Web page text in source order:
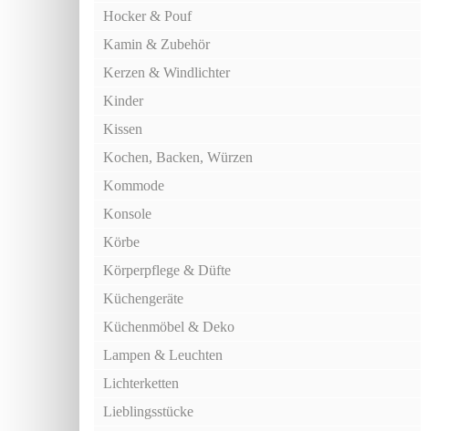
Hocker & Pouf
Kamin & Zubehör
Kerzen & Windlichter
Kinder
Kissen
Kochen, Backen, Würzen
Kommode
Konsole
Körbe
Körperpflege & Düfte
Küchengeräte
Küchenmöbel & Deko
Lampen & Leuchten
Lichterketten
Lieblingsstücke